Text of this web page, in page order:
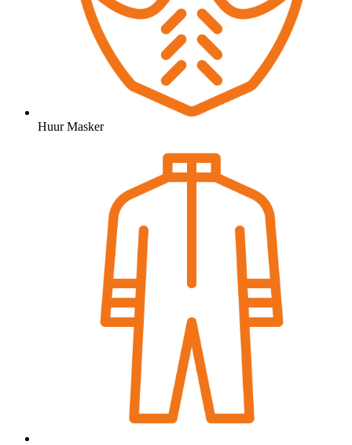
Huur Masker